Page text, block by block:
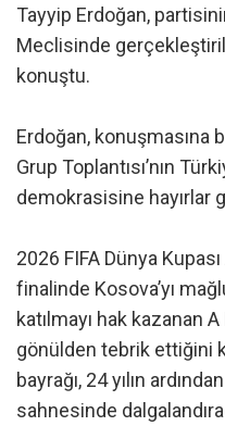
Tayyip Erdoğan,
Meclisinde
konuştu.
Erdoğan, konuşmasına
Grup Toplantısı’nın
demokrasisine hayırlar
2026 FIFA Dünya
finalinde Kosova’yı
katılmayı hak kazanan A
gönülden tebrik ettiğini
bayrağı, 24 yılın
sahnesinde